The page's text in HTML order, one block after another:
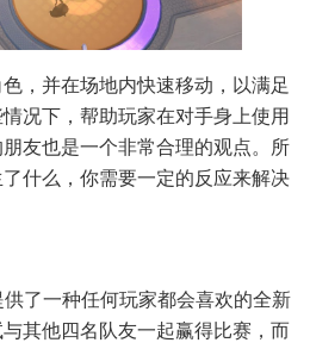
，并在场地内快速移动，以满足
况下，帮助玩家在对手身上使用
友也是一个非常合理的观点。所
什么，你需要一定的反应来解决
供了一种任何玩家都会喜欢的全新
其他四名队友一起赢得比赛，而